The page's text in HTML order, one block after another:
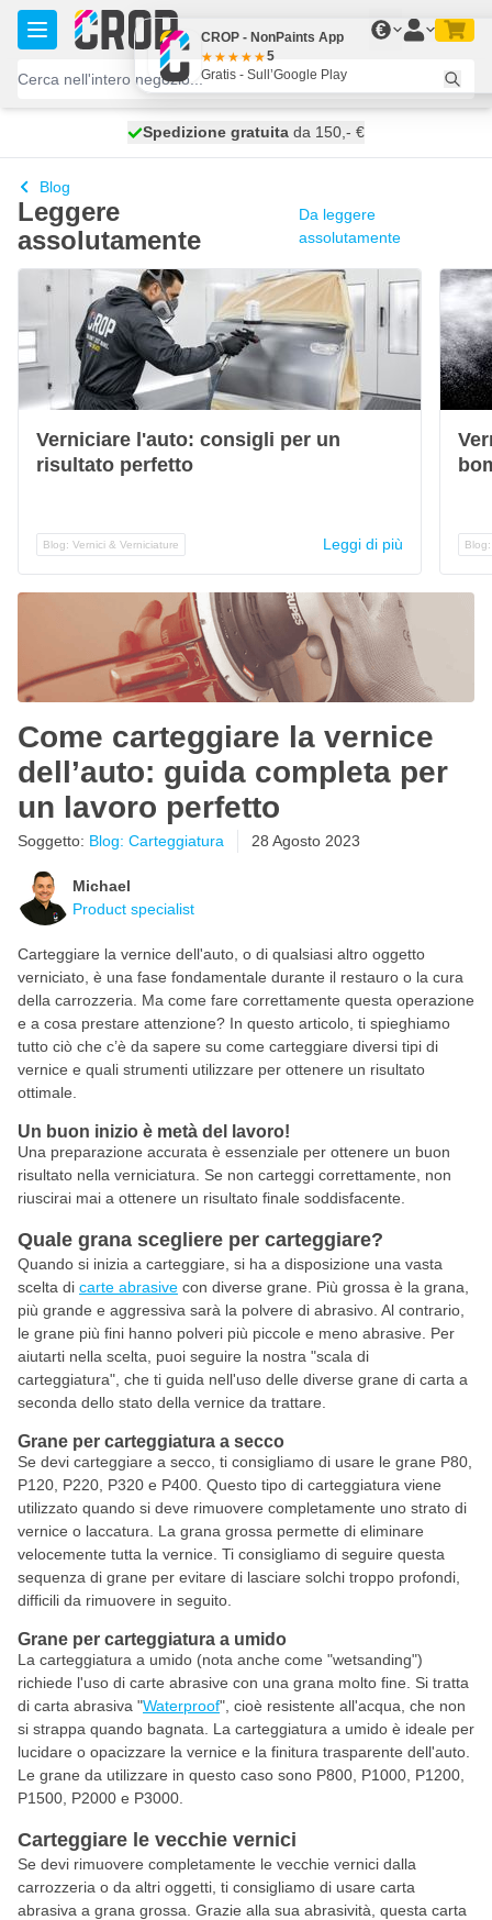
Salta al contenuto
€
spedito domani
Spedizione gratuita da 150,- €
100 giorni
Blog
Leggere
assolutamente
Da leggere
assolutamente
Verniciare l'auto: consigli per un
risultato perfetto
Blog: Vernici & Verniciature Leggi di più
Come carteggiare la vernice
dell’auto: guida completa per
un lavoro perfetto
Soggetto: Blog: Carteggiatura 28 Agosto 2023
Michael
Product specialist
Carteggiare la vernice dell'auto, o di qualsiasi altro oggetto
verniciato, è una fase fondamentale durante il restauro o la cura
della carrozzeria. Ma come fare correttamente questa operazione
e a cosa prestare attenzione? In questo articolo, ti spieghiamo
tutto ciò che c’è da sapere su come carteggiare diversi tipi di
vernice e quali strumenti utilizzare per ottenere un risultato
ottimale.
Un buon inizio è metà del lavoro!
Una preparazione accurata è essenziale per ottenere un buon
risultato nella verniciatura. Se non carteggi correttamente, non
riuscirai mai a ottenere un risultato finale soddisfacente.
Quale grana scegliere per carteggiare?
Quando si inizia a carteggiare, si ha a disposizione una vasta
scelta di carte abrasive con diverse grane. Più grossa è la grana,
più grande e aggressiva sarà la polvere di abrasivo. Al contrario,
le grane più fini hanno polveri più piccole e meno abrasive. Per
aiutarti nella scelta, puoi seguire la nostra "scala di
carteggiatura", che ti guida nell'uso delle diverse grane di carta a
seconda dello stato della vernice da trattare.
Grane per carteggiatura a secco
Se devi carteggiare a secco, ti consigliamo di usare le grane P80,
P120, P220, P320 e P400. Questo tipo di carteggiatura viene
utilizzato quando si deve rimuovere completamente uno strato di
vernice o laccatura. La grana grossa permette di eliminare
velocemente tutta la vernice. Ti consigliamo di seguire questa
sequenza di grane per evitare di lasciare solchi troppo profondi,
difficili da rimuovere in seguito.
Grane per carteggiatura a umido
La carteggiatura a umido (nota anche come "wetsanding")
richiede l'uso di carte abrasive con una grana molto fine. Si tratta
di carta abrasiva "Waterproof", cioè resistente all'acqua, che non
si strappa quando bagnata. La carteggiatura a umido è ideale per
lucidare o opacizzare la vernice e la finitura trasparente dell'auto.
Le grane da utilizzare in questo caso sono P800, P1000, P1200,
P1500, P2000 e P3000.
Carteggiare le vecchie vernici
Se devi rimuovere completamente le vecchie vernici dalla
carrozzeria o da altri oggetti, ti consigliamo di usare carta
abrasiva a grana grossa. Grazie alla sua abrasività, questa carta
CROP - NonPaints App
5
Gratis - Sull’Google Play